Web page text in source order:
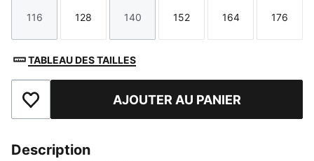
Taille
116
Taille
128
Taille
140
Taille
152
Taille
164
Taille
176
TABLEAU DES TAILLES
Ajouter aux favorisAJOUTER AU PANIER
Description